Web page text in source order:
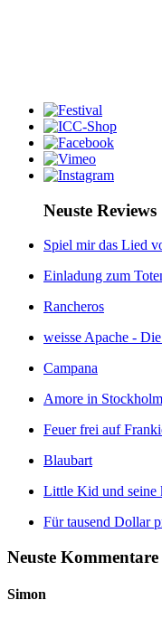
Neuste Reviews
Spiel mir das Lied
Einladung zum
Rancheros
weisse Apache -
Campana
Amore in Stockholm
Feuer frei auf
Blaubart
Little Kid und seine
Für tausend Dollar
Neuste Kommentare
Simon